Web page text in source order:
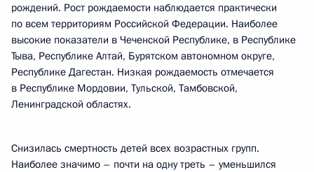
рождений. Рост рождаемости наблюдается практически
по всем территориям Российской Федерации. Наиболее
высокие показатели в Чеченской Республике, в Республике
Тыва, Республике Алтай, Бурятском автономном округе,
Республике Дагестан. Низкая рождаемость отмечается
в Республике Мордовии, Тульской, Тамбовской,
Ленинградской областях.
Снизилась смертность детей всех возрастных групп.
Наиболее значимо – почти на одну треть – уменьшился